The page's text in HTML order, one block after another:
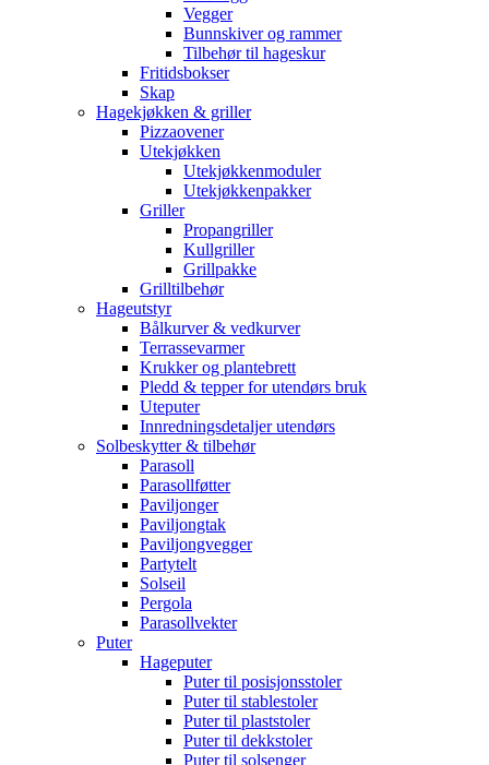
Vegger
Bunnskiver og rammer
Tilbehør til hageskur
Fritidsbokser
Skap
Hagekjøkken & griller
Pizzaovener
Utekjøkken
Utekjøkkenmoduler
Utekjøkkenpakker
Griller
Propangriller
Kullgriller
Grillpakke
Grilltilbehør
Hageutstyr
Bålkurver & vedkurver
Terrassevarmer
Krukker og plantebrett
Pledd & tepper for utendørs bruk
Uteputer
Innredningsdetaljer utendørs
Solbeskytter & tilbehør
Parasoll
Parasollføtter
Paviljonger
Paviljongtak
Paviljongvegger
Partytelt
Solseil
Pergola
Parasollvekter
Puter
Hageputer
Puter til posisjonsstoler
Puter til stablestoler
Puter til plaststoler
Puter til dekkstoler
Puter til solsenger